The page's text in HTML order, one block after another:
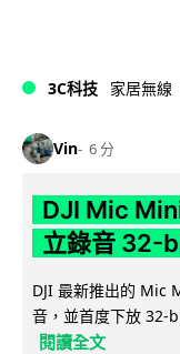
3C科技 家居無線
Vin 6 分
DJI Mic
立錄音 32-
DJI 最新推出的 Mic
音，並首度下放 32-
閱讀全文